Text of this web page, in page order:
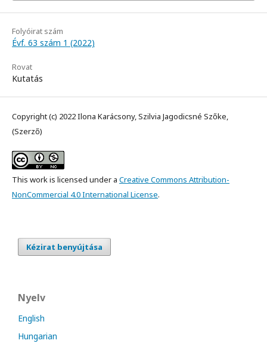
Folyóirat szám
Évf. 63 szám 1 (2022)
Rovat
Kutatás
Copyright (c) 2022 Ilona Karácsony, Szilvia Jagodicsné Szőke,
(Szerző)
This work is licensed under a Creative Commons Attribution-
NonCommercial 4.0 International License.
Kézirat benyújtása
Nyelv
English
Hungarian